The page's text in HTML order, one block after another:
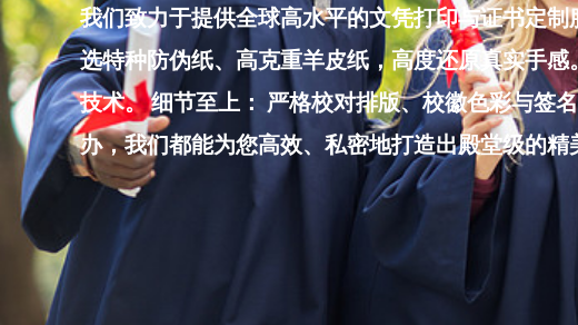
我们致力于提供全球高水平的文凭打印与证书定
选特种防伪纸、高克重羊皮纸，高度还原真实手
技术。 细节至上： 严格校对排版、校徽色彩与签
办，我们都能为您高效、私密地打造出殿堂级的精